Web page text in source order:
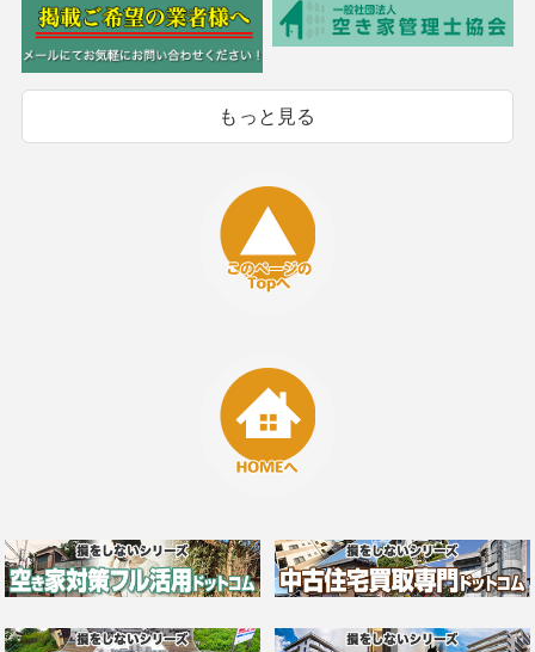
もっと見る